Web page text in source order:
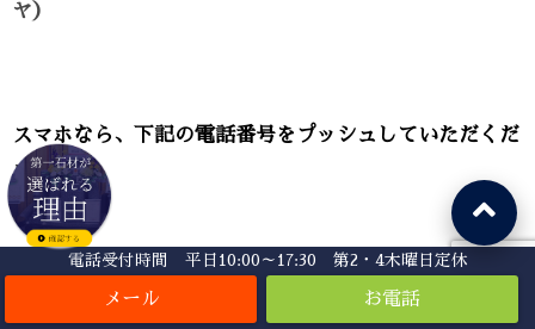
電話受付時間 平日10:00～17:30 第2・4木曜日定休
ヤ）
スマホなら、下記の電話番号をプッシュしていただくだ
けです。
0120-756-148